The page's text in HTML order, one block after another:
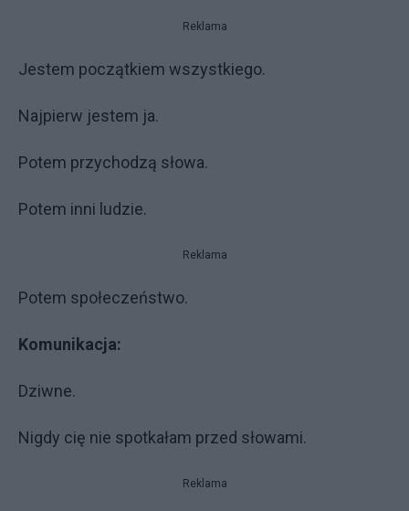
Reklama
Jestem początkiem wszystkiego.
Najpierw jestem ja.
Potem przychodzą słowa.
Potem inni ludzie.
Reklama
Potem społeczeństwo.
Komunikacja:
Dziwne.
Nigdy cię nie spotkałam przed słowami.
Reklama